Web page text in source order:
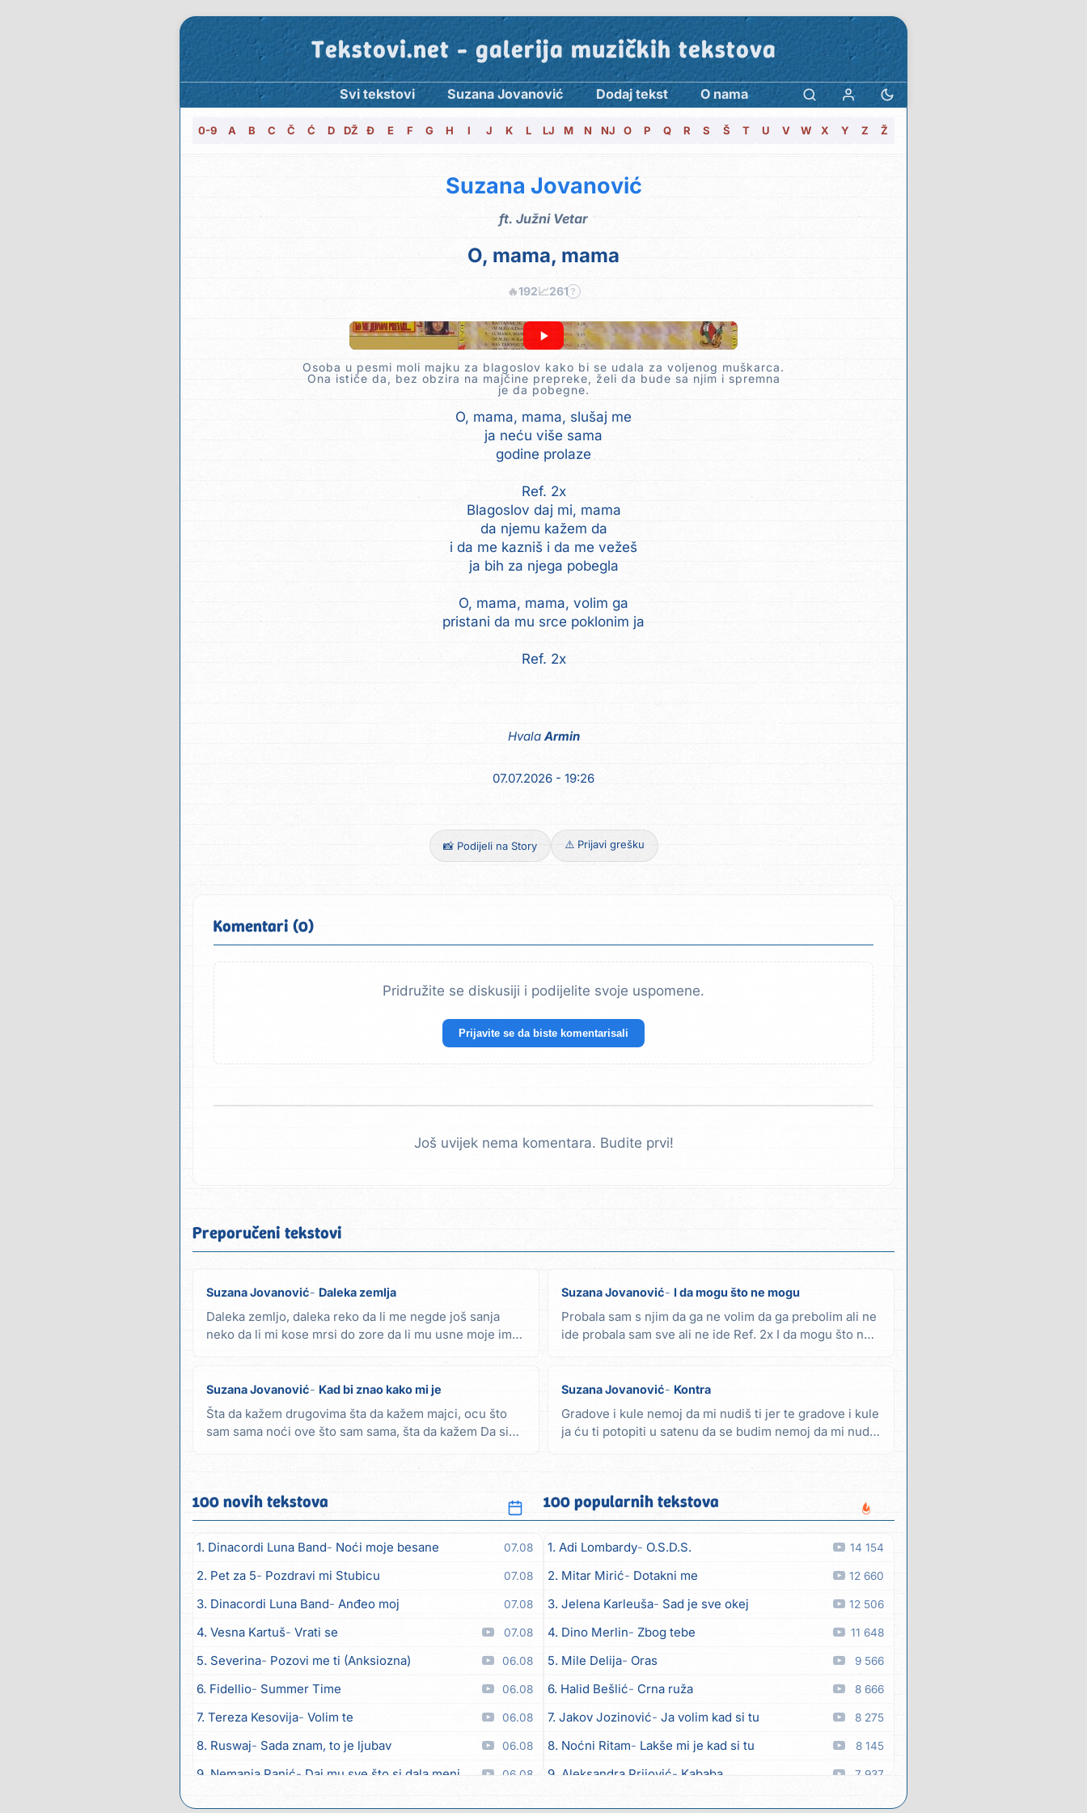
Tekstovi.net - galerija muzičkih tekstova
Svi tekstovi Suzana Jovanović Dodaj tekst O nama
0-9 A B C Č Ć D DŽ Đ E F G H I J K L LJ M N NJ O P Q R S Š T U V W X Y Z Ž
Suzana Jovanović
ft. Južni Vetar
O, mama, mama
🔥192📈261 ?
Osoba u pesmi moli majku za blagoslov kako bi se udala za voljenog muškarca.
Ona ističe da, bez obzira na majčine prepreke, želi da bude sa njim i spremna
je da pobegne.
O, mama, mama, slušaj me
ja neću više sama
godine prolaze
Ref. 2x
Blagoslov daj mi, mama
da njemu kažem da
i da me kazniš i da me vežeš
ja bih za njega pobegla
O, mama, mama, volim ga
pristani da mu srce poklonim ja
Ref. 2x
HvalaArmin
07.07.2026 - 19:26
📸 Podijeli na Story ⚠️ Prijavi grešku
Komentari (0)
Pridružite se diskusiji i podijelite svoje uspomene.
Prijavite se da biste komentarisali
Još uvijek nema komentara. Budite prvi!
Preporučeni tekstovi
Suzana Jovanović Daleka zemlja
Daleka zemljo, daleka reko da li me negde još sanja
neko da li mi kose mrsi do zore da li mu usne moje ime
Suzana Jovanović I da mogu što ne mogu
Probala sam s njim da ga ne volim da ga prebolim ali ne
ide probala sam sve ali ne ide Ref. 2x I da mogu što ne
Suzana Jovanović Kad bi znao kako mi je
Šta da kažem drugovima šta da kažem majci, ocu što
sam sama noći ove što sam sama, šta da kažem Da si
Suzana Jovanović Kontra
Gradove i kule nemoj da mi nudiš ti jer te gradove i kule
ja ću ti potopiti u satenu da se budim nemoj da mi nudiš
100 novih tekstova
1. Dinacordi Luna Band Noći moje besane 07.08
2. Pet za 5 Pozdravi mi Stubicu 07.08
3. Dinacordi Luna Band Anđeo moj 07.08
4. Vesna Kartuš Vrati se 07.08
5. Severina Pozovi me ti (Anksiozna) 06.08
6. Fidellio Summer Time 06.08
7. Tereza Kesovija Volim te 06.08
8. Ruswaj Sada znam, to je ljubav 06.08
9. Nemanja Panić Daj mu sve što si dala meni 06.08
100 popularnih tekstova
1. Adi Lombardy O.S.D.S. 14 154
2. Mitar Mirić Dotakni me 12 660
3. Jelena Karleuša Sad je sve okej 12 506
4. Dino Merlin Zbog tebe 11 648
5. Mile Delija Oras 9 566
6. Halid Bešlić Crna ruža 8 666
7. Jakov Jozinović Ja volim kad si tu 8 275
8. Noćni Ritam Lakše mi je kad si tu 8 145
9. Aleksandra Prijović Kababa 7 937